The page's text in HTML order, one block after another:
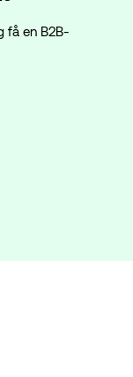
få en B2B-